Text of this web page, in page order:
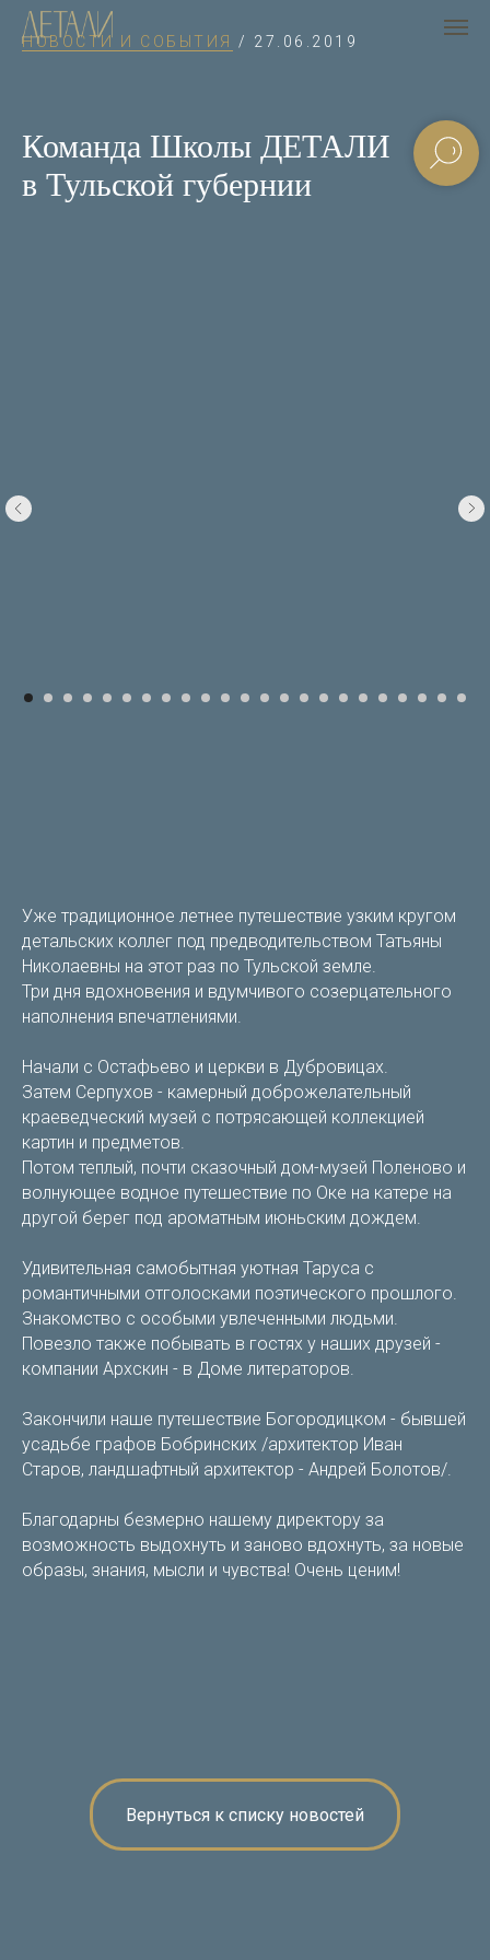
НОВОСТИ И СОБЫТИЯ / 27.06.2019
Команда Школы ДЕТАЛИ
в Тульской губернии
Уже традиционное летнее путешествие узким кругом
детальских коллег под предводительством Татьяны
Николаевны на этот раз по Тульской земле.
Три дня вдохновения и вдумчивого созерцательного
наполнения впечатлениями.
Начали с Остафьево и церкви в Дубровицах.
Затем Серпухов - камерный доброжелательный
краеведческий музей с потрясающей коллекцией
картин и предметов.
Потом теплый, почти сказочный дом-музей Поленово и
волнующее водное путешествие по Оке на катере на
другой берег под ароматным июньским дождем.
Удивительная самобытная уютная Таруса с
романтичными отголосками поэтического прошлого.
Знакомство с особыми увлеченными людьми.
Повезло также побывать в гостях у наших друзей -
компании Архскин - в Доме литераторов.
Закончили наше путешествие Богородицком - бывшей
усадьбе графов Бобринских /архитектор Иван
Старов, ландшафтный архитектор - Андрей Болотов/.
Благодарны безмерно нашему директору за
возможность выдохнуть и заново вдохнуть, за новые
образы, знания, мысли и чувства! Очень ценим!
Вернуться к списку новостей